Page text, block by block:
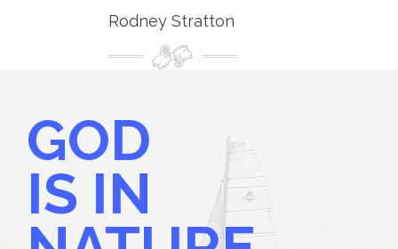
Rodney Stratton
GOD
IS IN